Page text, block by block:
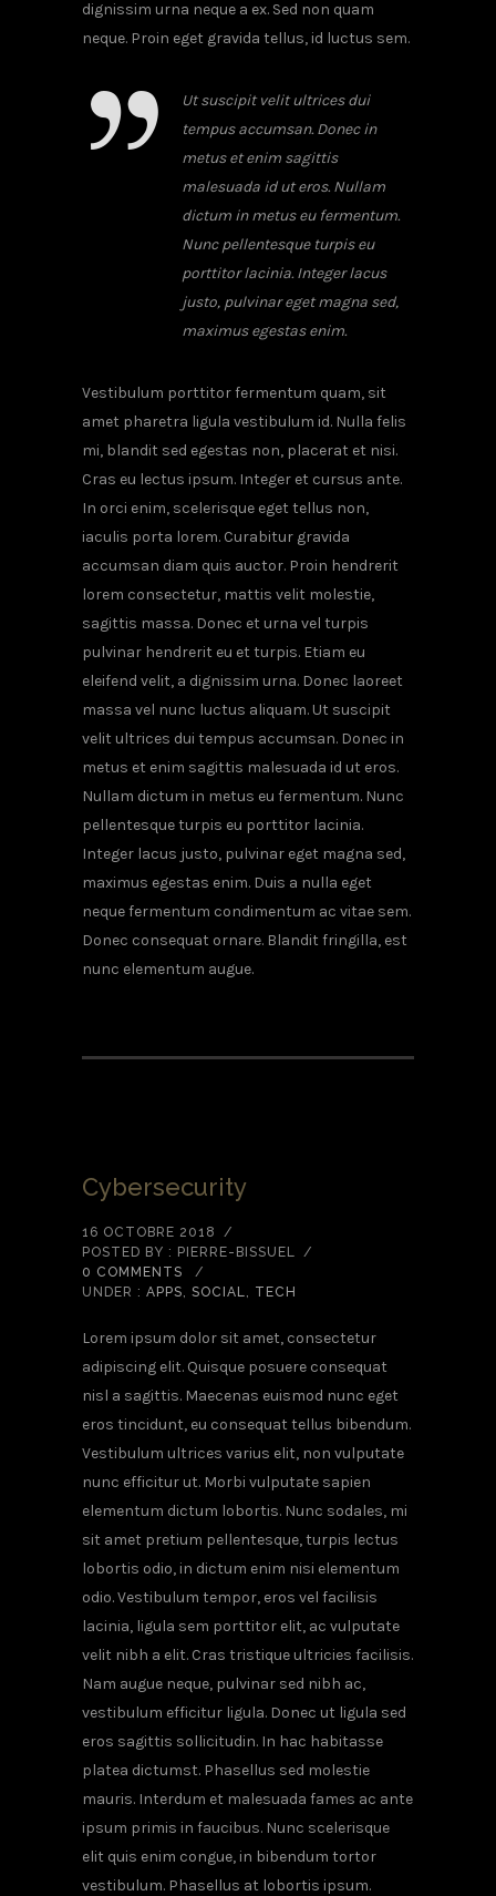
dignissim urna neque a ex. Sed non quam
neque. Proin eget gravida tellus, id luctus sem.
Ut suscipit velit ultrices dui
tempus accumsan. Donec in
metus et enim sagittis
malesuada id ut eros. Nullam
dictum in metus eu fermentum.
Nunc pellentesque turpis eu
porttitor lacinia. Integer lacus
justo, pulvinar eget magna sed,
maximus egestas enim.
Vestibulum porttitor fermentum quam, sit
amet pharetra ligula vestibulum id. Nulla felis
mi, blandit sed egestas non, placerat et nisi.
Cras eu lectus ipsum. Integer et cursus ante.
In orci enim, scelerisque eget tellus non,
iaculis porta lorem. Curabitur gravida
accumsan diam quis auctor. Proin hendrerit
lorem consectetur, mattis velit molestie,
sagittis massa. Donec et urna vel turpis
pulvinar hendrerit eu et turpis. Etiam eu
eleifend velit, a dignissim urna. Donec laoreet
massa vel nunc luctus aliquam. Ut suscipit
velit ultrices dui tempus accumsan. Donec in
metus et enim sagittis malesuada id ut eros.
Nullam dictum in metus eu fermentum. Nunc
pellentesque turpis eu porttitor lacinia.
Integer lacus justo, pulvinar eget magna sed,
maximus egestas enim. Duis a nulla eget
neque fermentum condimentum ac vitae sem.
Donec consequat ornare. Blandit fringilla, est
nunc elementum augue.
Cybersecurity
16 OCTOBRE 2018
/
POSTED BY : PIERRE-BISSUEL /
0 COMMENTS
/
UNDER : APPS, SOCIAL, TECH
Lorem ipsum dolor sit amet, consectetur
adipiscing elit. Quisque posuere consequat
nisl a sagittis. Maecenas euismod nunc eget
eros tincidunt, eu consequat tellus bibendum.
Vestibulum ultrices varius elit, non vulputate
nunc efficitur ut. Morbi vulputate sapien
elementum dictum lobortis. Nunc sodales, mi
sit amet pretium pellentesque, turpis lectus
lobortis odio, in dictum enim nisi elementum
odio. Vestibulum tempor, eros vel facilisis
lacinia, ligula sem porttitor elit, ac vulputate
velit nibh a elit. Cras tristique ultricies facilisis.
Nam augue neque, pulvinar sed nibh ac,
vestibulum efficitur ligula. Donec ut ligula sed
eros sagittis sollicitudin. In hac habitasse
platea dictumst. Phasellus sed molestie
mauris. Interdum et malesuada fames ac ante
ipsum primis in faucibus. Nunc scelerisque
elit quis enim congue, in bibendum tortor
vestibulum. Phasellus at lobortis ipsum.